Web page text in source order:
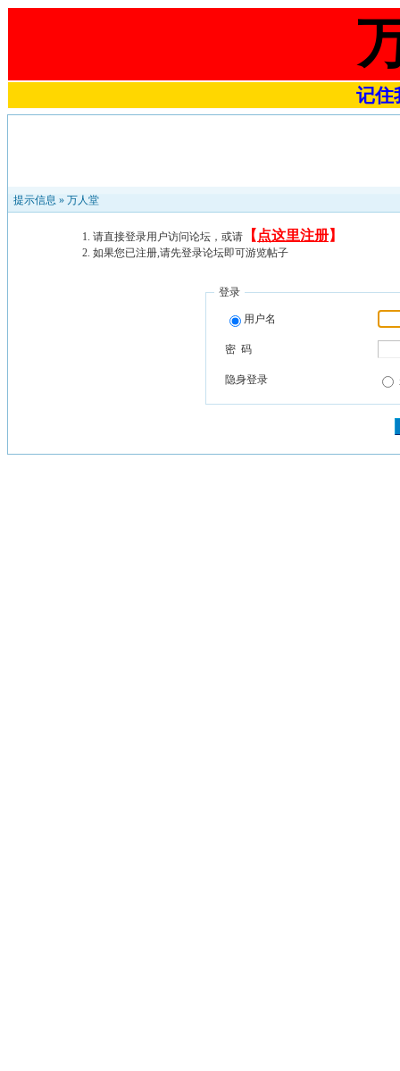
记住
提示信息 » 万人堂
请直接登录用户访问论坛，或请 【 点这里注册】
如果您已注册,请先登录论坛即可游览帖子
登录
用户名
密 码
隐身登录